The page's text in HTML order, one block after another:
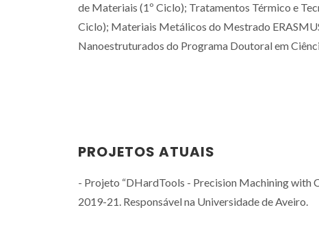
de Materiais (1º Ciclo); Tratamentos Térmico e
Ciclo); Materiais Metálicos do Mestrado
Nanoestruturados do Programa Doutoral em
PROJETOS ATUAIS
- Projeto “DHardTools - Precision Machining with
2019-21. Responsável na Universidade de Aveiro.